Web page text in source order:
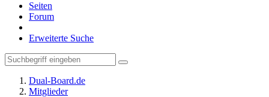
Seiten
Forum
Erweiterte Suche
Dual-Board.de
Mitglieder